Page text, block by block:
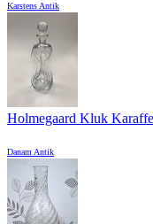
Karstens Antik
Holmegaard Kluk
Danam Antik